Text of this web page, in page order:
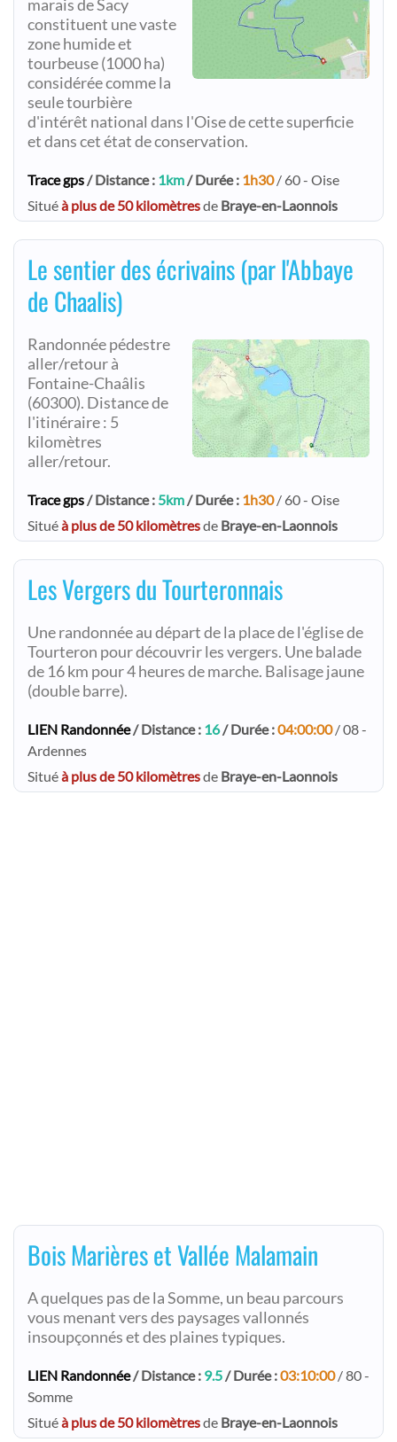
marais de Sacy
constituent une vaste
zone humide et
tourbeuse (1000 ha)
considérée comme la
seule tourbière
d'intérêt national dans l'Oise de cette superficie
et dans cet état de conservation.
Trace gps/ Distance : 1km/ Durée : 1h30/ 60 - Oise
Situéà plus de 50 kilomètresde Braye-en-Laonnois
Le sentier des écrivains (par l'Abbaye
de Chaalis)
Randonnée pédestre
aller/retour à
Fontaine-Chaâlis
(60300). Distance de
l'itinéraire : 5
kilomètres
aller/retour.
Trace gps/ Distance : 5km/ Durée : 1h30/ 60 - Oise
Situéà plus de 50 kilomètresde Braye-en-Laonnois
Les Vergers du Tourteronnais
Une randonnée au départ de la place de l'église de
Tourteron pour découvrir les vergers. Une balade
de 16 km pour 4 heures de marche. Balisage jaune
(double barre).
LIEN Randonnée/ Distance : 16/ Durée :04:00:00/ 08 -
Ardennes
Situéà plus de 50 kilomètresde Braye-en-Laonnois
Bois Marières et Vallée Malamain
A quelques pas de la Somme, un beau parcours
vous menant vers des paysages vallonnés
insoupçonnés et des plaines typiques.
LIEN Randonnée/ Distance : 9.5/ Durée :03:10:00/ 80 -
Somme
Situéà plus de 50 kilomètresde Braye-en-Laonnois